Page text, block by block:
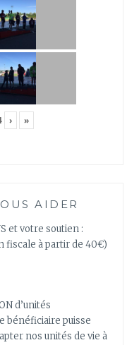
› »
AIDER
et votre soutien :
fiscale à partir de 40€)
d’unités
bénéficiaire puisse
nos unités de vie à